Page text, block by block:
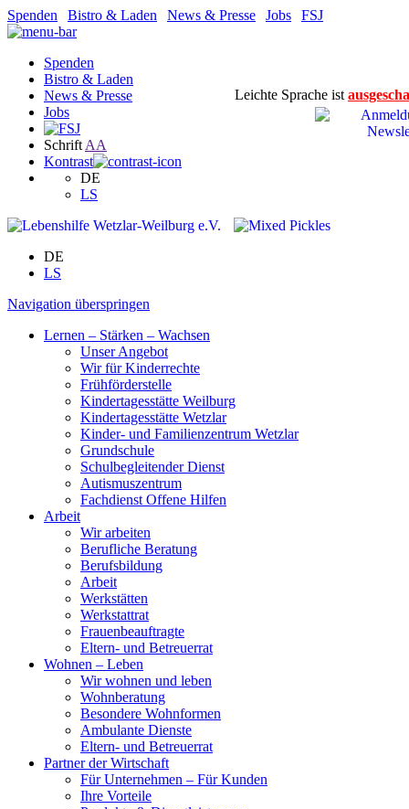
Spenden Bistro & Laden News & Presse Jobs FSJ
Spenden
Bistro & Laden
News & Presse
Jobs
Schrift AA
Kontrast
DE
LS
Leichte Sprache ist
DE
LS
Navigation überspringen
Lernen – Stärken – Wachsen
Unser Angebot
Wir für Kinderrechte
Frühförderstelle
Kindertagesstätte Weilburg
Kindertagesstätte Wetzlar
Kinder- und Familienzentrum Wetzlar
Grundschule
Schulbegleitender Dienst
Autismuszentrum
Fachdienst Offene Hilfen
Arbeit
Wir arbeiten
Berufliche Beratung
Berufsbildung
Arbeit
Werkstätten
Werkstattrat
Frauenbeauftragte
Eltern- und Betreuerrat
Wohnen – Leben
Wir wohnen und leben
Wohnberatung
Besondere Wohnformen
Ambulante Dienste
Eltern- und Betreuerrat
Partner der Wirtschaft
Für Unternehmen – Für Kunden
Ihre Vorteile